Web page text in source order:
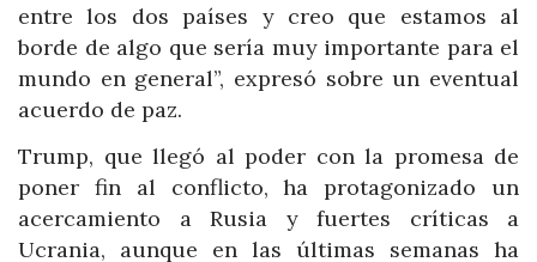
entre los dos países y creo que estamos al
borde de algo que sería muy importante para el
mundo en general”, expresó sobre un eventual
acuerdo de paz.
Trump, que llegó al poder con la promesa de
poner fin al conflicto, ha protagonizado un
acercamiento a Rusia y fuertes críticas a
Ucrania, aunque en las últimas semanas ha